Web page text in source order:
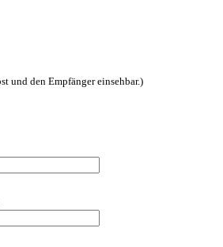
und den Empfänger einsehbar.)